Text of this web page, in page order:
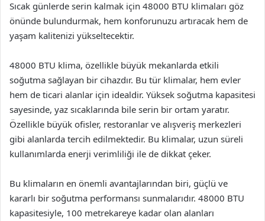
Sıcak günlerde serin kalmak için 48000 BTU klimaları göz
önünde bulundurmak, hem konforunuzu artıracak hem de
yaşam kalitenizi yükseltecektir.
48000 BTU klima, özellikle büyük mekanlarda etkili
soğutma sağlayan bir cihazdır. Bu tür klimalar, hem evler
hem de ticari alanlar için idealdir. Yüksek soğutma kapasitesi
sayesinde, yaz sıcaklarında bile serin bir ortam yaratır.
Özellikle büyük ofisler, restoranlar ve alışveriş merkezleri
gibi alanlarda tercih edilmektedir. Bu klimalar, uzun süreli
kullanımlarda enerji verimliliği ile de dikkat çeker.
Bu klimaların en önemli avantajlarından biri, güçlü ve
kararlı bir soğutma performansı sunmalarıdır. 48000 BTU
kapasitesiyle, 100 metrekareye kadar olan alanları